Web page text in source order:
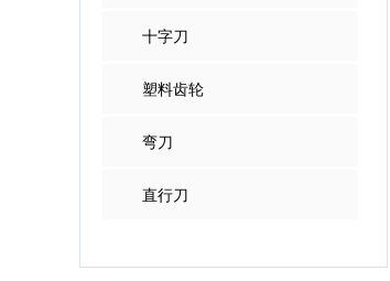
十字刀
塑料齿轮
弯刀
直行刀